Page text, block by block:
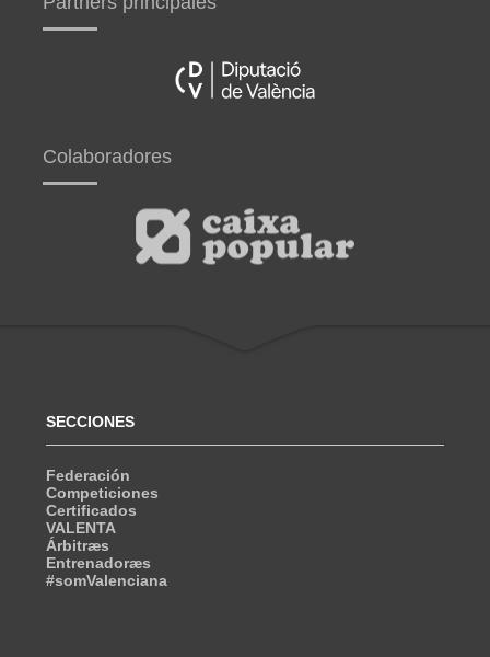
Colaboradores
SECCIONES
Federación
Competiciones
Certificados
VALENTA
Árbitræs
Entrenadoræs
#somValenciana